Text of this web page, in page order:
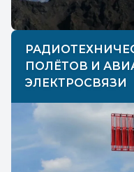
ПОЛЁТОВ И
ЭЛЕКТРОСВЯЗИ